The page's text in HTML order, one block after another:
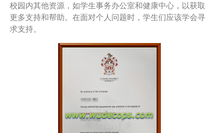
校园内其他资源，如学生事务办公室和健康中心，以获取
更多支持和帮助。在面对个人问题时，学生们应该学会寻
求支持。